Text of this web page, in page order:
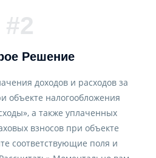
#2
Решение
доходов и расходов за
объекте налогообложения
а также уплаченных
взносов при объекте
соответствующие поля и